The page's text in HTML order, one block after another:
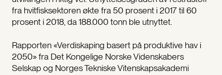
fra hvitfisksektoren økte fra 50 prosent i 2017 til 60
prosent i 2018, da 188.000 tonn ble utnyttet.
Rapporten «Verdiskaping basert på produktive hav i
2050» fra Det Kongelige Norske Videnskabers
Selskap og Norges Tekniske Vitenskapsakademi